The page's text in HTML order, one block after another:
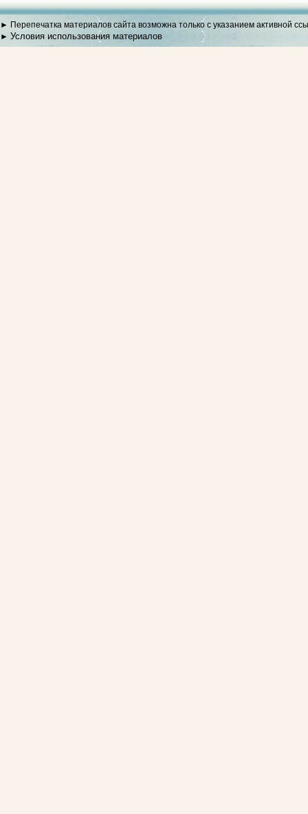
► Перепечатка материалов сайта возможна только с указанием активной
► Условия использования материалов